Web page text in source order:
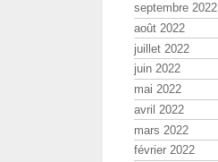
septembre 2022
août 2022
juillet 2022
juin 2022
mai 2022
avril 2022
mars 2022
février 2022